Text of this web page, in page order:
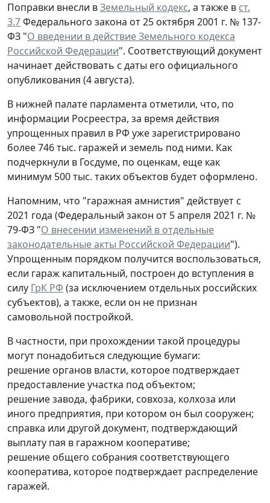
Поправки внесли вЗемельный кодекс, а также в ст.
3.7Федерального закона от 25 октября 2001 г. № 137-
ФЗ "О введении в действие Земельного кодекса
Российской Федерации". Соответствующий документ
начинает действовать с даты его официального
опубликования (4 августа).
В нижней палате парламента отметили, что, по
информации Росреестра, за время действия
упрощенных правил в РФ уже зарегистрировано
более 746 тыс. гаражей и земель под ними. Как
подчеркнули в Госдуме, по оценкам, еще как
минимум 500 тыс. таких объектов будет оформлено.
Напомним, что "гаражная амнистия" действует с
2021 года (Федеральный закон от 5 апреля 2021 г. №
79-ФЗ "О внесении изменений в отдельные
законодательные акты Российской Федерации").
Упрощенным порядком получится воспользоваться,
если гараж капитальный, построен до вступления в
силу ГрК РФ (за исключением отдельных российских
субъектов), а также, если он не признан
самовольной постройкой.
В частности, при прохождении такой процедуры
могут понадобиться следующие бумаги:
решение органов власти, которое подтверждает
предоставление участка под объектом;
решение завода, фабрики, совхоза, колхоза или
иного предприятия, при котором он был сооружен;
справка или другой документ, подтверждающий
выплату пая в гаражном кооперативе;
решение общего собрания соответствующего
кооператива, которое подтверждает распределение
гаражей.